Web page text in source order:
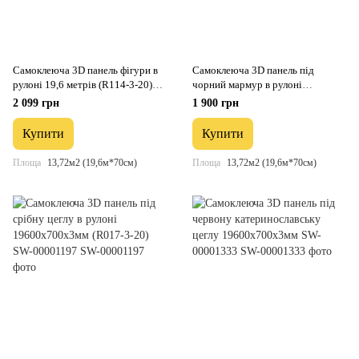
Самоклеюча 3D панель фігури в
рулоні 19,6 метрів (R114-3-20)
SW-00000872
2 099 грн
Купити
Площа 13,72м2 (19,6м*70см)
Самоклеюча 3D панель під
чорний мармур в рулоні
19600x700x3мм (R061-3-20) SW-
1 900 грн
Купити
Площа 13,72м2 (19,6м*70см)